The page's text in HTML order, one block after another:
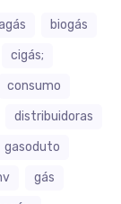
biogás
cigás;
consumo
distribuidoras
gasoduto
gás